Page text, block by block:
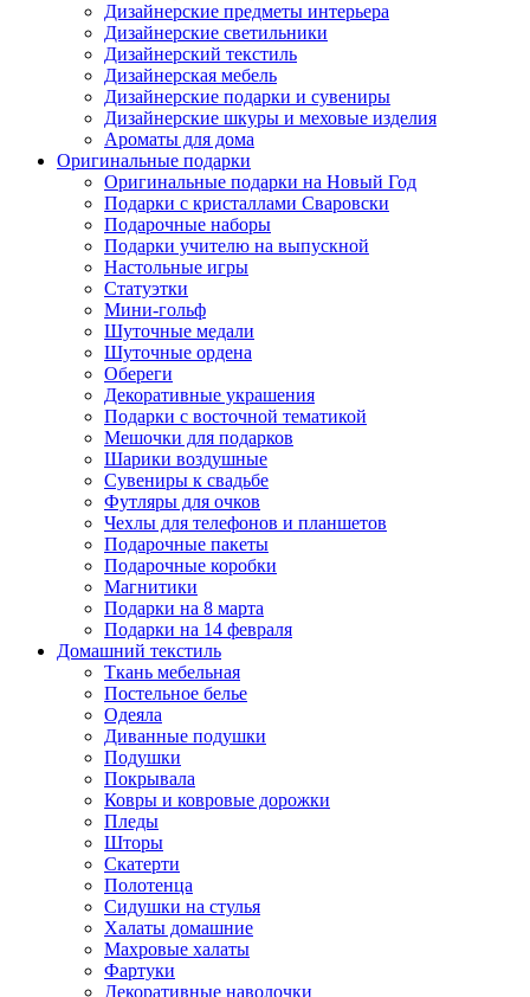
Дизайнерские предметы интерьера
Дизайнерские светильники
Дизайнерский текстиль
Дизайнерская мебель
Дизайнерские подарки и сувениры
Дизайнерские шкуры и меховые изделия
Ароматы для дома
Оригинальные подарки
Оригинальные подарки на Новый Год
Подарки с кристаллами Сваровски
Подарочные наборы
Подарки учителю на выпускной
Настольные игры
Статуэтки
Мини-гольф
Шуточные медали
Шуточные ордена
Обереги
Декоративные украшения
Подарки с восточной тематикой
Мешочки для подарков
Шарики воздушные
Сувениры к свадьбе
Футляры для очков
Чехлы для телефонов и планшетов
Подарочные пакеты
Подарочные коробки
Магнитики
Подарки на 8 марта
Подарки на 14 февраля
Домашний текстиль
Ткань мебельная
Постельное белье
Одеяла
Диванные подушки
Подушки
Покрывала
Ковры и ковровые дорожки
Пледы
Шторы
Скатерти
Полотенца
Сидушки на стулья
Халаты домашние
Махровые халаты
Фартуки
Декоративные наволочки